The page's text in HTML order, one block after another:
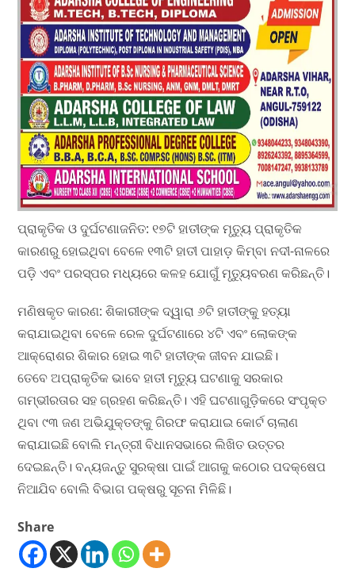
ପ୍ରାକୃତିକ ଓ ଦୁର୍ଘଟଣାଜନିତ: ୧୭ଟି ହାତୀଙ୍କ ମୃତ୍ୟୁ ପ୍ରାକୃତିକ
କାରଣରୁ ହୋଇଥିବା ବେଳେ ୧୩ଟି ହାତୀ ପାହାଡ଼ କିମ୍ବା ନଦୀ-ନାଳରେ
ପଡ଼ି ଏବଂ ପରସ୍ପର ମଧ୍ୟରେ କଳହ ଯୋଗୁଁ ମୃତ୍ୟୁବରଣ କରିଛନ୍ତି।
ମଣିଷକୃତ କାରଣ: ଶିକାରୀଙ୍କ ଦ୍ୱାରା ୬ଟି ହାତୀଙ୍କୁ ହତ୍ୟା
କରାଯାଇଥିବା ବେଳେ ରେଳ ଦୁର୍ଘଟଣାରେ ୪ଟି ଏବଂ ଲୋକଙ୍କ
ଆକ୍ରୋଶର ଶିକାର ହୋଇ ୩ଟି ହାତୀଙ୍କ ଜୀବନ ଯାଇଛି।
ତେବେ ଅପ୍ରାକୃତିକ ଭାବେ ହାତୀ ମୃତ୍ୟୁ ଘଟଣାକୁ ସରକାର
ଗମ୍ଭୀରତାର ସହ ଗ୍ରହଣ କରିଛନ୍ତି। ଏହି ଘଟଣାଗୁଡ଼ିକରେ ସଂପୃକ୍ତ
ଥିବା ୯୩ ଜଣ ଅଭିଯୁକ୍ତଙ୍କୁ ଗିରଫ କରାଯାଇ କୋର୍ଟ ଚାଲାଣ
କରାଯାଇଛି ବୋଲି ମନ୍ତ୍ରୀ ବିଧାନସଭାରେ ଲିଖିତ ଉତ୍ତର
ଦେଇଛନ୍ତି। ବନ୍ୟଜନ୍ତୁ ସୁରକ୍ଷା ପାଇଁ ଆଗକୁ କଠୋର ପଦକ୍ଷେପ
ନିଆଯିବ ବୋଲି ବିଭାଗ ପକ୍ଷରୁ ସୂଚନା ମିଳିଛି।
Share